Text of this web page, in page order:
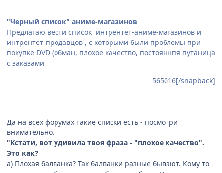
"Черный список" аниме-магазинов
Предлагаю вести список интрентет-аниме-магазинов и
интрентет-продавцов , с которыми были проблемы при
покупке DVD (обман, плохое качество, постояннпя путаница
с заказами
565016[/snapback]
Да на всех форумах такие списки есть - посмотри
внимательно.
"Кстати, вот удивила твоя фраза - "плохое качество".
Это как?
а) Плохая балванка? Так балванки разные бывают. Кому то